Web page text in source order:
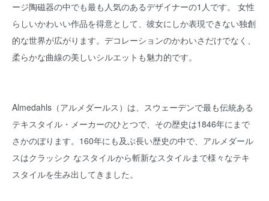
ージ陶磁器の中でも最も人気のあるデザイナーの1人です。 女性
らしいかわいい作品を得意として、彼女にしか表現できない独創
的な世界が広がります。デコレーションのかわいさだけでなく、
柔らかな曲線の美しいシルエットも魅力的です。
Almedahls（アルメダールス）は、スウェーデンで最も伝統ある
テキスタイル・メーカーのひとつで、その歴史は1846年にまで
さかのぼります。160年にも及ぶ長い歴史の中で、アルメダール
スはクラッシク なスタイルから斬新なスタイルまで様々なテキ
スタイルを生み出してきました。